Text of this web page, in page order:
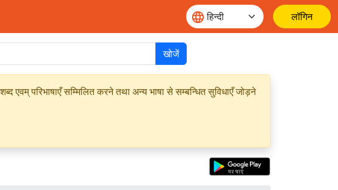
लॉगिन
खोजें
परिभाषाएँ सम्मिलित करने तथा अन्य भाषा से सम्बन्धित सुविधाएँ जोड़ने